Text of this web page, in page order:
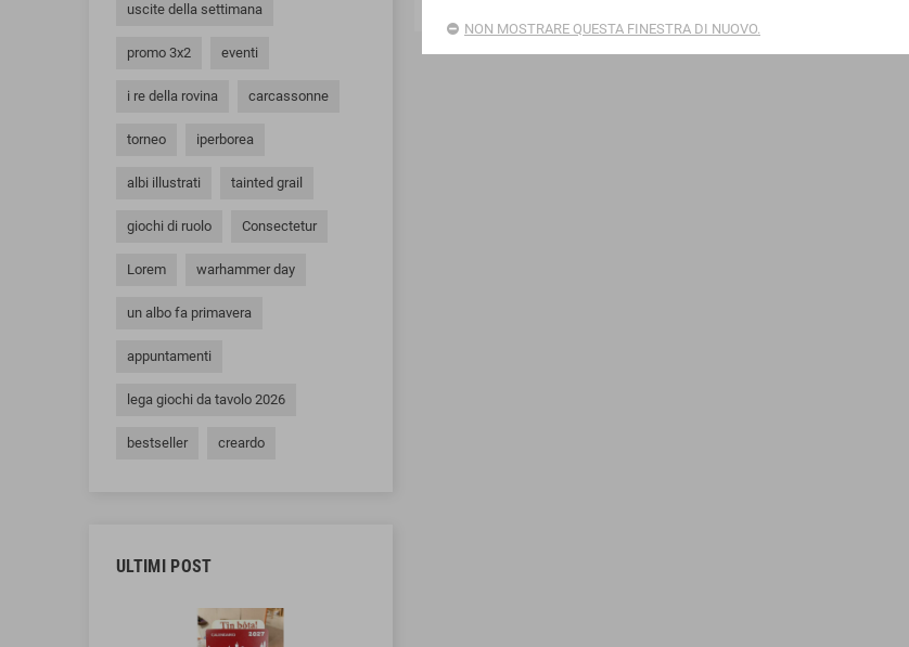
uscite della settimana
promo 3x2 eventi
i re della rovina carcassonne
torneo iperborea
albi illustrati tainted grail
giochi di ruolo Consectetur
Lorem warhammer day
un albo fa primavera
appuntamenti
lega giochi da tavolo 2026
bestseller creardo
ULTIMI POST
NON MOSTRARE QUESTA FINESTRA DI NUOVO.